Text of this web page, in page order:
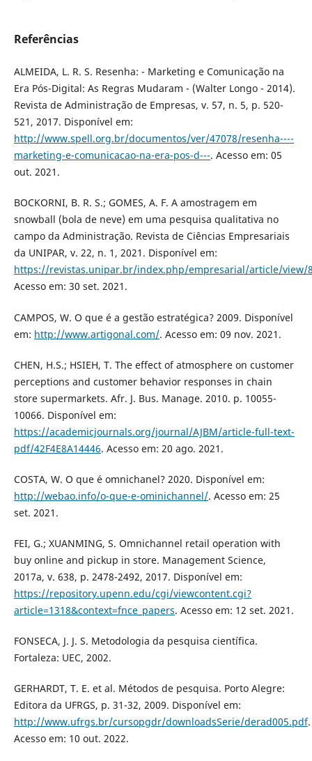
Referências
ALMEIDA, L. R. S. Resenha: - Marketing e Comunicação na
Era Pós-Digital: As Regras Mudaram - (Walter Longo - 2014).
Revista de Administração de Empresas, v. 57, n. 5, p. 520-
521, 2017. Disponível em:
http://www.spell.org.br/documentos/ver/47078/resenha----
marketing-e-comunicacao-na-era-pos-d---. Acesso em: 05
out. 2021.
BOCKORNI, B. R. S.; GOMES, A. F. A amostragem em
snowball (bola de neve) em uma pesquisa qualitativa no
campo da Administração. Revista de Ciências Empresariais
da UNIPAR, v. 22, n. 1, 2021. Disponível em:
https://revistas.unipar.br/index.php/empresarial/article/view/
Acesso em: 30 set. 2021.
CAMPOS, W. O que é a gestão estratégica? 2009. Disponível
em: http://www.artigonal.com/. Acesso em: 09 nov. 2021.
CHEN, H.S.; HSIEH, T. The effect of atmosphere on customer
perceptions and customer behavior responses in chain
store supermarkets. Afr. J. Bus. Manage. 2010. p. 10055-
10066. Disponível em:
https://academicjournals.org/journal/AJBM/article-full-text-
pdf/42F4E8A14446. Acesso em: 20 ago. 2021.
COSTA, W. O que é omnichanel? 2020. Disponível em:
http://webao.info/o-que-e-ominichannel/. Acesso em: 25
set. 2021.
FEI, G.; XUANMING, S. Omnichannel retail operation with
buy online and pickup in store. Management Science,
2017a, v. 638, p. 2478-2492, 2017. Disponível em:
https://repository.upenn.edu/cgi/viewcontent.cgi?
article=1318&context=fnce_papers. Acesso em: 12 set. 2021.
FONSECA, J. J. S. Metodologia da pesquisa científica.
Fortaleza: UEC, 2002.
GERHARDT, T. E. et al. Métodos de pesquisa. Porto Alegre:
Editora da UFRGS, p. 31-32, 2009. Disponível em:
http://www.ufrgs.br/cursopgdr/downloadsSerie/derad005.pdf.
Acesso em: 10 out. 2022.